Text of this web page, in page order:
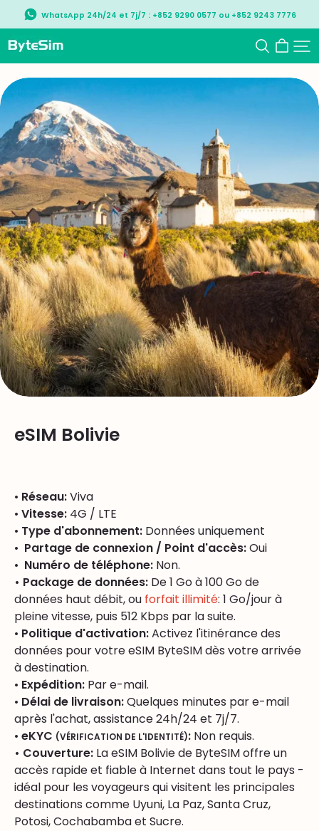
WhatsApp 24h/24 et 7j/7 : +852 9290 0577 ou +852 9243 7776
ByteSIM
eSIM Bolivie
• Réseau:Viva
• Vitesse: 4G / LTE
• Type d'abonnement: Données uniquement
• Partage de connexion / Point d'accès:Oui
• Numéro de téléphone: Non.
• Package de données: De 1 Go à 100 Go de
données haut débit, ou forfait illimité: 1 Go/jour à
pleine vitesse, puis 512 Kbps par la suite.
• Politique d'activation:Activez l'itinérance des
données pour votre eSIM ByteSIM dès votre arrivée
à destination.
• Expédition: Par e-mail.
• Délai de livraison:Quelques minutes par e-mail
après l'achat, assistance 24h/24 et 7j/7.
• eKYC (VÉRIFICATION DE L'IDENTITÉ): Non requis.
• Couverture: La eSIM Bolivie de ByteSIM offre un
accès rapide et fiable à Internet dans tout le pays -
idéal pour les voyageurs qui visitent les principales
destinations comme Uyuni, La Paz, Santa Cruz,
Potosi, Cochabamba et Sucre.